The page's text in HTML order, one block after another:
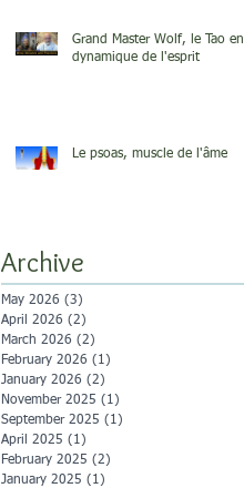
Grand Master Wolf, le Tao en
dynamique de l'esprit
Le psoas, muscle de l'âme
Archive
May 2026 (3)
April 2026 (2)
March 2026 (2)
February 2026 (1)
January 2026 (2)
November 2025 (1)
September 2025 (1)
April 2025 (1)
February 2025 (2)
January 2025 (1)